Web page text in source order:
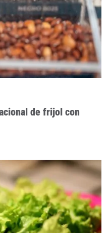
de frijol con